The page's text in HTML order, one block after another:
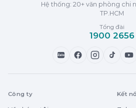
Hệ thống: 20+ văn phòng chi
TP.HCM
Tổng đài
1900 2656
Zalo
Công ty Kết